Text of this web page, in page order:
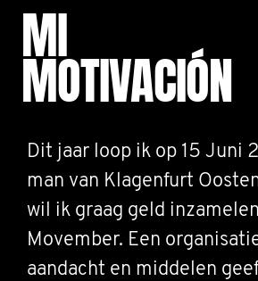
MI
MOTIVACIÓN
Dit jaar loop ik op 15 Juni
man van Klagenfurt
wil ik graag geld
Movember. Een
aandacht en middelen